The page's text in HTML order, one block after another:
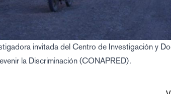
invitada del Centro de Investigación y
la Discriminación (CONAPRED).